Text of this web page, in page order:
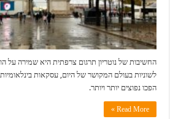
החשיבות של נוטריון תרגום צרפתית היא שמירה על
לשוניות בעולם המקושר של היום, עסקאות בינלאומיות
הפכו נפוצים יותר ויותר.
Read More »